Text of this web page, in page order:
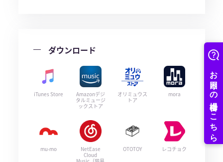
ダウンロード
iTunes Store
Amazonデジ
タルミュージ
ックストア
オリミュウス
トア
mora
mu-mo
NetEase
Cloud
OTOTOY レコチョク